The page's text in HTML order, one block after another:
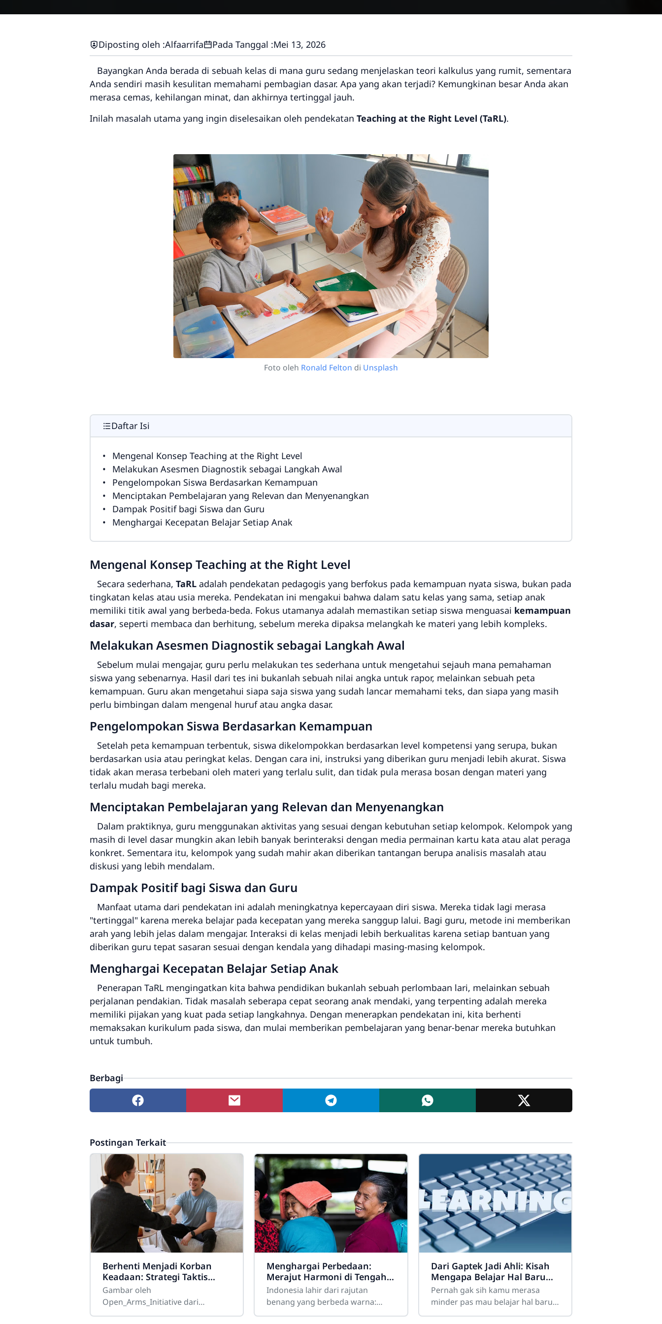
Diposting oleh :Alfaarrifa Pada Tanggal :Mei 13, 2026
Bayangkan Anda berada di sebuah kelas di mana guru sedang menjelaskan teori kalkulus yang rumit, sementara
Anda sendiri masih kesulitan memahami pembagian dasar. Apa yang akan terjadi? Kemungkinan besar Anda akan
merasa cemas, kehilangan minat, dan akhirnya tertinggal jauh.
Inilah masalah utama yang ingin diselesaikan oleh pendekatan Teaching at the Right Level (TaRL).
Foto oleh Ronald Felton di Unsplash
Daftar Isi
Mengenal Konsep Teaching at the Right Level
Melakukan Asesmen Diagnostik sebagai Langkah Awal
Pengelompokan Siswa Berdasarkan Kemampuan
Menciptakan Pembelajaran yang Relevan dan Menyenangkan
Dampak Positif bagi Siswa dan Guru
Menghargai Kecepatan Belajar Setiap Anak
Mengenal Konsep Teaching at the Right Level
Secara sederhana, TaRL adalah pendekatan pedagogis yang berfokus pada kemampuan nyata siswa, bukan pada
tingkatan kelas atau usia mereka. Pendekatan ini mengakui bahwa dalam satu kelas yang sama, setiap anak
memiliki titik awal yang berbeda-beda. Fokus utamanya adalah memastikan setiap siswa menguasai kemampuan
dasar, seperti membaca dan berhitung, sebelum mereka dipaksa melangkah ke materi yang lebih kompleks.
Melakukan Asesmen Diagnostik sebagai Langkah Awal
Sebelum mulai mengajar, guru perlu melakukan tes sederhana untuk mengetahui sejauh mana pemahaman
siswa yang sebenarnya. Hasil dari tes ini bukanlah sebuah nilai angka untuk rapor, melainkan sebuah peta
kemampuan. Guru akan mengetahui siapa saja siswa yang sudah lancar memahami teks, dan siapa yang masih
perlu bimbingan dalam mengenal huruf atau angka dasar.
Pengelompokan Siswa Berdasarkan Kemampuan
Setelah peta kemampuan terbentuk, siswa dikelompokkan berdasarkan level kompetensi yang serupa, bukan
berdasarkan usia atau peringkat kelas. Dengan cara ini, instruksi yang diberikan guru menjadi lebih akurat. Siswa
tidak akan merasa terbebani oleh materi yang terlalu sulit, dan tidak pula merasa bosan dengan materi yang
terlalu mudah bagi mereka.
Menciptakan Pembelajaran yang Relevan dan Menyenangkan
Dalam praktiknya, guru menggunakan aktivitas yang sesuai dengan kebutuhan setiap kelompok. Kelompok yang
masih di level dasar mungkin akan lebih banyak berinteraksi dengan media permainan kartu kata atau alat peraga
konkret. Sementara itu, kelompok yang sudah mahir akan diberikan tantangan berupa analisis masalah atau
diskusi yang lebih mendalam.
Dampak Positif bagi Siswa dan Guru
Manfaat utama dari pendekatan ini adalah meningkatnya kepercayaan diri siswa. Mereka tidak lagi merasa
"tertinggal" karena mereka belajar pada kecepatan yang mereka sanggup lalui. Bagi guru, metode ini memberikan
arah yang lebih jelas dalam mengajar. Interaksi di kelas menjadi lebih berkualitas karena setiap bantuan yang
diberikan guru tepat sasaran sesuai dengan kendala yang dihadapi masing-masing kelompok.
Menghargai Kecepatan Belajar Setiap Anak
Penerapan TaRL mengingatkan kita bahwa pendidikan bukanlah sebuah perlombaan lari, melainkan sebuah
perjalanan pendakian. Tidak masalah seberapa cepat seorang anak mendaki, yang terpenting adalah mereka
memiliki pijakan yang kuat pada setiap langkahnya. Dengan menerapkan pendekatan ini, kita berhenti
memaksakan kurikulum pada siswa, dan mulai memberikan pembelajaran yang benar-benar mereka butuhkan
untuk tumbuh.
Berbagi
Postingan Terkait
Berhenti Menjadi Korban
Keadaan: Strategi Taktis
Menghapus Sifat Buruk
untuk Membentuk Karakter
Kelas Atas
Gambar oleh
Open_Arms_Initiative dari
PixabayBanyak orang menjalani
Menghargai Perbedaan:
Merajut Harmoni di Tengah
Masyarakat yang Beragam
Indonesia lahir dari rajutan
benang yang berbeda warna:
suku, ras, agama, bahasa, dan
Dari Gaptek Jadi Ahli: Kisah
Mengapa Belajar Hal Baru
Gak Pernah Mengenal Kata
Terlambat
Pernah gak sih kamu merasa
minder pas mau belajar hal baru?
Misalnya, pengen belajar coding,